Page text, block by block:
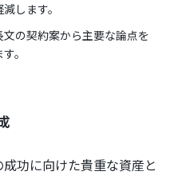
します。
文の契約案から主要な論点を
。
功に向けた貴重な資産と